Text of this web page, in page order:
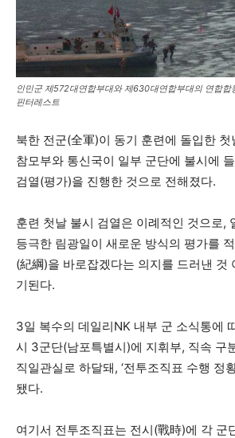
인민군 제572대연합부대와 제630대연합부대의 연합
핀터레스트
북한 전군(全軍)이 동기 훈련에 돌입한 첫
참모부와 통신국이 일부 군단에 불시에
검열(평가)을 진행한 것으로 전해졌다.
훈련 첫날 불시 검열은 이례적인 것으로,
등극한 림광일이 새로운 방식의 평가를
(紀綱)을 바로잡겠다는 의지를 드러낸 것
기된다.
3일 복수의 데일리NK 내부 군 소식통에
시 3군단(남포특별시)에 지휘부, 직속 구
직일관실로 하달돼, ‘전투조직표 수행 정
됐다.
여기서 전투조직표는 전시(戰時)에 각 군